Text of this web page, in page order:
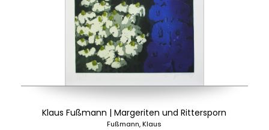
Klaus Fußmann | Margeriten und Rittersporn
Fußmann, Klaus